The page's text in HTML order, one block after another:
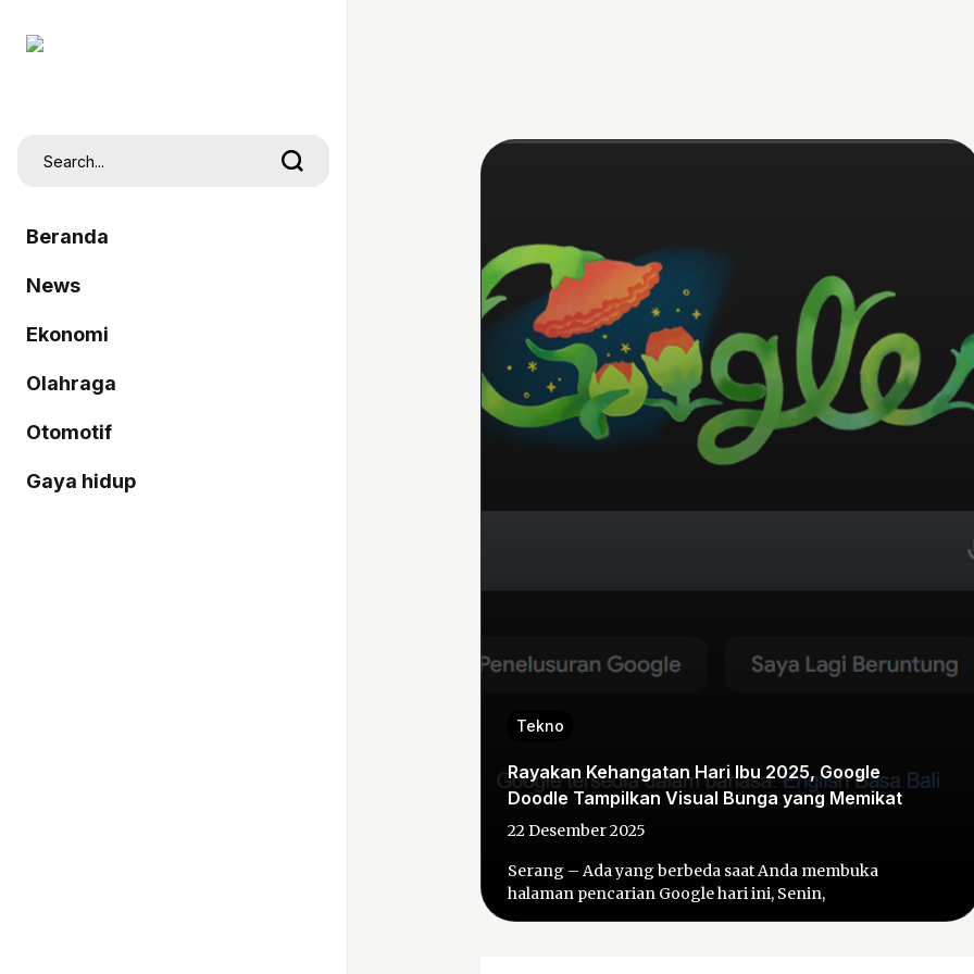
Beranda
News
Ekonomi
Olahraga
Otomotif
Gaya hidup
Tekno
Rayakan Kehangatan Hari Ibu 2025, Google
Doodle Tampilkan Visual Bunga yang Memikat
22 Desember 2025
Serang – Ada yang berbeda saat Anda membuka
halaman pencarian Google hari ini, Senin,